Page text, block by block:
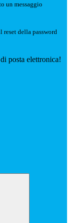
un messaggio
reset della password
posta elettronica!